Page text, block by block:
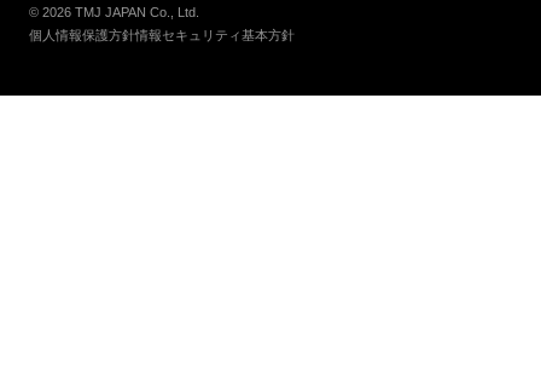
© 2026 TMJ JAPAN Co., Ltd.
個人情報保護方針情報セキュリティ基本方針